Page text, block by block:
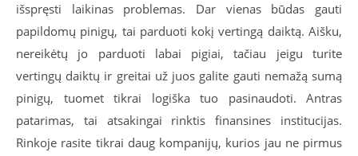
išspręsti laikinas problemas. Dar vienas būdas gauti
papildomų pinigų, tai parduoti kokį vertingą daiktą. Aišku,
nereikėtų jo parduoti labai pigiai, tačiau jeigu turite
vertingų daiktų ir greitai už juos galite gauti nemažą sumą
pinigų, tuomet tikrai logiška tuo pasinaudoti. Antras
patarimas, tai atsakingai rinktis finansines institucijas.
Rinkoje rasite tikrai daug kompanijų, kurios jau ne pirmus